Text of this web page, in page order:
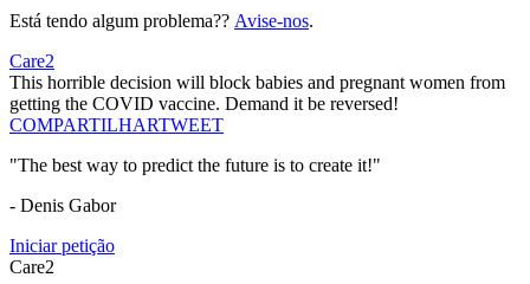
Está tendo algum problema?? Avise-nos.
Care2
This horrible decision will block babies and pregnant women from
getting the COVID vaccine. Demand it be reversed!
COMPARTILHARTWEET
"The best way to predict the future is to create it!"
- Denis Gabor
Iniciar petição
Care2